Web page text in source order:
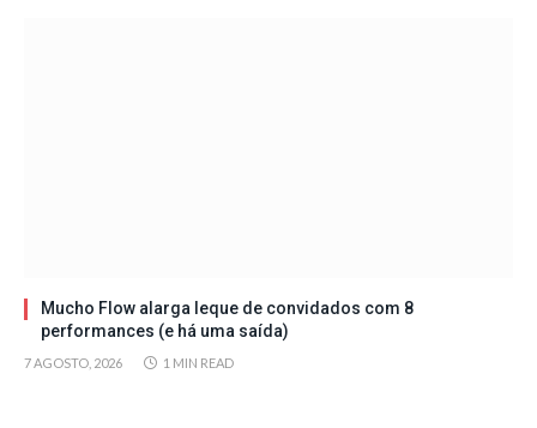
Mucho Flow alarga leque de convidados com 8
performances (e há uma saída)
7 AGOSTO, 2026 1 MIN READ